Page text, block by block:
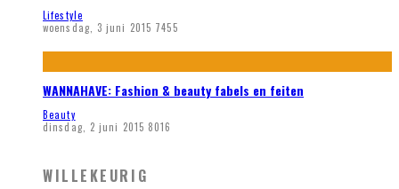
Lifestyle
woensdag, 3 juni 2015 7455
WANNAHAVE: Fashion & beauty fabels en feiten
Beauty
dinsdag, 2 juni 2015 8016
WILLEKEURIG